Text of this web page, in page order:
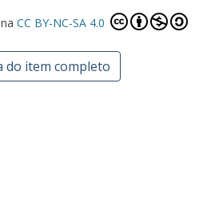
CC BY-NC-SA 4.0
do item completo